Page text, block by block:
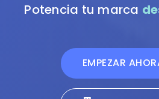
Potencia tu marca
EMPEZAR